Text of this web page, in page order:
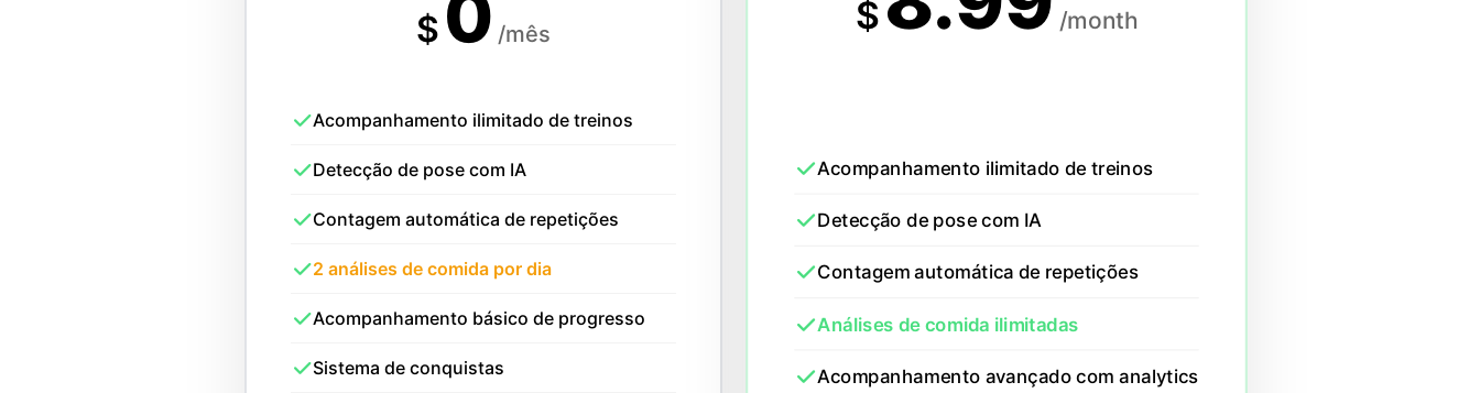
$ /mês
Acompanhamento ilimitado de treinos
Detecção de pose com IA
Contagem automática de repetições
2 análises de comida por dia
Acompanhamento básico de progresso
Sistema de conquistas
$ /month
Acompanhamento ilimitado de treinos
Detecção de pose com IA
Contagem automática de repetições
Análises de comida ilimitadas
Acompanhamento avançado com analytics